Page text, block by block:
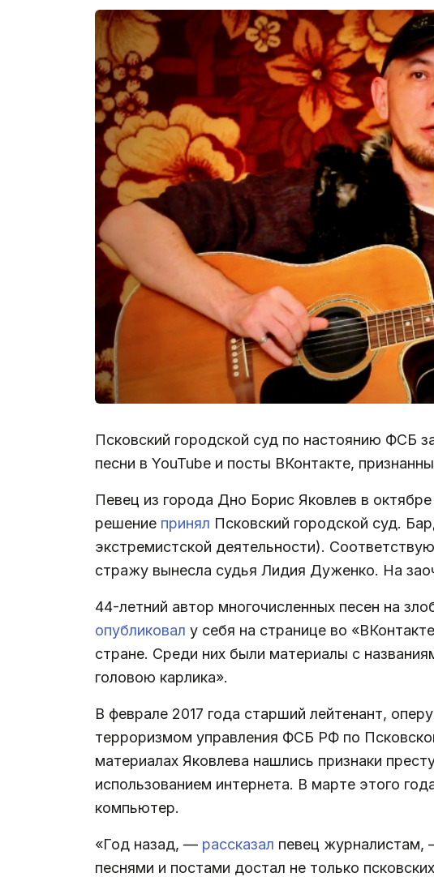
Псковский городской суд по настоянию ФСБ
песни в YouTube и посты ВКонтакте,
Певец из города Дно Борис Яковлев в
решение принял Псковский городской суд.
экстремистской деятельности).
стражу вынесла судья Лидия Дуженко. На
44-летний автор многочисленных песен на
опубликовал у себя на странице во
стране. Среди них были материалы с
головою карлика».
В феврале 2017 года старший лейтенант,
терроризмом управления ФСБ РФ по
материалах Яковлева нашлись признаки
использованием интернета. В марте этого
компьютер.
«Год назад, — рассказал певец журналистам,
песнями и постами достал не только